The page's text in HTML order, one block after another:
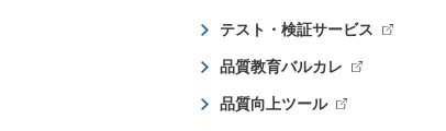
テスト・検証サービス
品質教育バルカレ
品質向上ツール